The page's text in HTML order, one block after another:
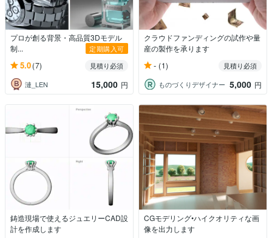
プロが創る背景・高品質3Dモデル
制...
定期購入可
5.0(7)
見積り必須
漣_LEN
15,000 円
クラウドファンディングの試作や量
産の製作を承ります
- (1)
見積り必須
ものづくりデザイナー 5,000 円
鋳造現場で使えるジュエリーCAD設
計を作成します
CGモデリング•ハイクオリティな画
像を出力します